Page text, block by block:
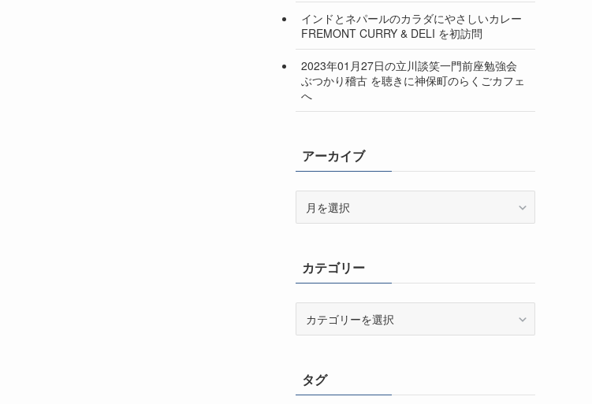
インドとネパールのカラダにやさしいカレー
FREMONT CURRY & DELI を初訪問
2023年01月27日の立川談笑一門前座勉強会
ぶつかり稽古 を聴きに神保町のらくごカフェ
へ
アーカイブ
ブカテゴリー
ータグ